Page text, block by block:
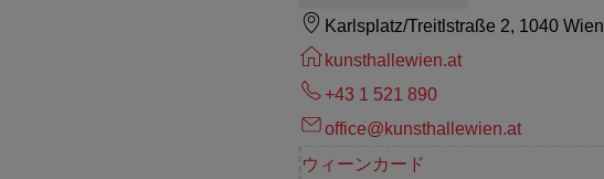
Karlsplatz/Treitlstraße 2, 1040 Wien
kunsthallewien.at
+43 1 521 890
office@kunsthallewien.at
ウィーンカード